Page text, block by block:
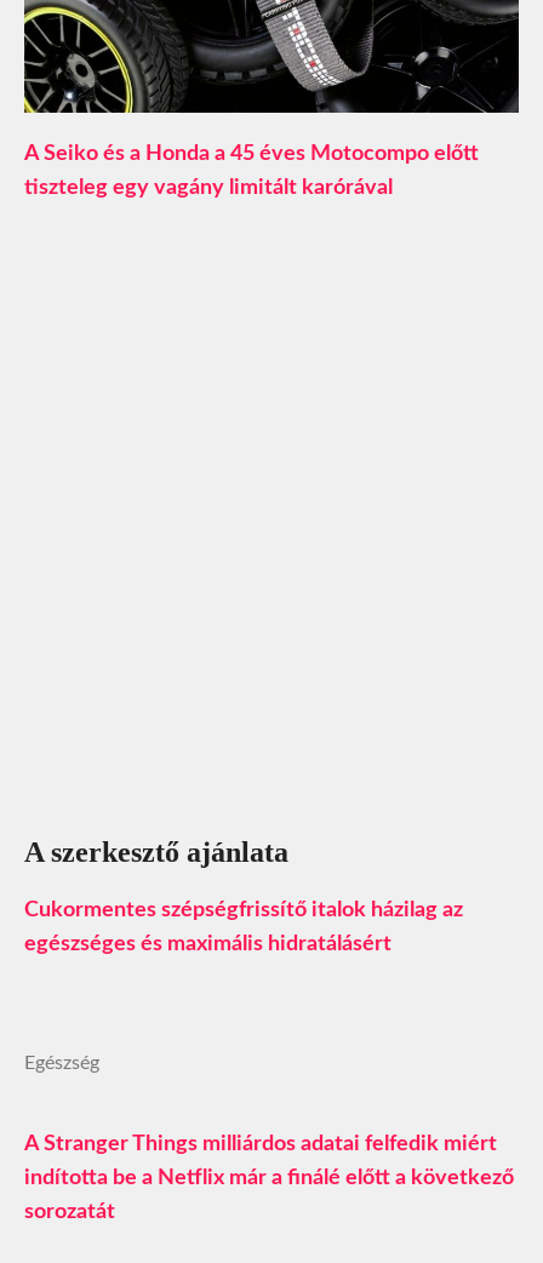
A Seiko és a Honda a 45 éves Motocompo előtt
tiszteleg egy vagány limitált karórával
A szerkesztő ajánlata
Cukormentes szépségfrissítő italok házilag az
egészséges és maximális hidratálásért
Egészség
A Stranger Things milliárdos adatai felfedik miért
indította be a Netflix már a finálé előtt a következő
sorozatát